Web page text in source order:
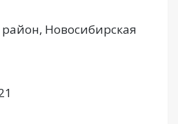
Новосибирская